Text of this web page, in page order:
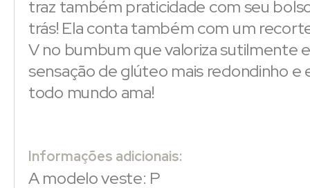
traz também praticidade com seu
trás! Ela conta também com um
V no bumbum que valoriza sutilmente
sensação de glúteo mais redondinho e
todo mundo ama!
Informações adicionais:
A modelo veste: P